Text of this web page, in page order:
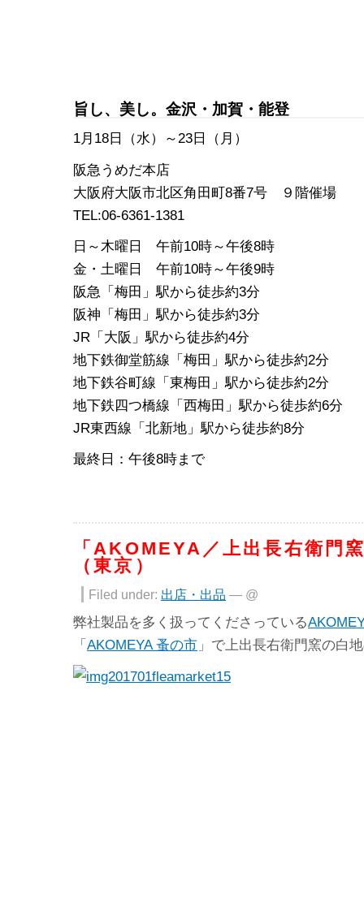
旨し、美し。金沢・加賀・能登
1月18日（水）～23日（月）
阪急うめだ本店
大阪府大阪市北区角田町8番7号 ９階催場
TEL:06-6361-1381
日～木曜日 午前10時～午後8時
金・土曜日 午前10時～午後9時
阪急「梅田」駅から徒歩約3分
阪神「梅田」駅から徒歩約3分
JR「大阪」駅から徒歩約4分
地下鉄御堂筋線「梅田」駅から徒歩約2分
地下鉄谷町線「東梅田」駅から徒歩約2分
地下鉄四つ橋線「西梅田」駅から徒歩約6分
JR東西線「北新地」駅から徒歩約8分
最終日：午後8時まで
「AKOMEYA／上出長右衛門
（東京）
Filed under: 出店・出品 — @
弊社製品を多く扱ってくださっている
「 AKOMEYA 蚤の市 」で上出長右衛門窯の白